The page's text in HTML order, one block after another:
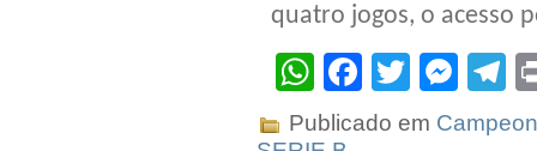
quatro jogos, o acesso
WhatsApp
Facebook
Twitter
Publicado em